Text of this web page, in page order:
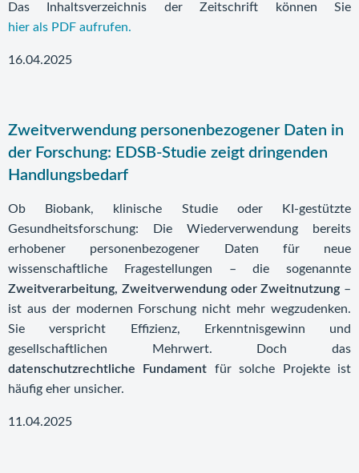
Das Inhaltsverzeichnis der Zeitschrift können Sie
hier als PDF aufrufen.
16.04.2025
Zweitverwendung personenbezogener Daten in
der Forschung: EDSB-Studie zeigt dringenden
Handlungsbedarf
Ob Biobank, klinische Studie oder KI-gestützte
Gesundheitsforschung: Die Wiederverwendung bereits
erhobener personenbezogener Daten für neue
wissenschaftliche Fragestellungen – die sogenannte
Zweitverarbeitung, Zweitverwendung oder Zweitnutzung –
ist aus der modernen Forschung nicht mehr wegzudenken.
Sie verspricht Effizienz, Erkenntnisgewinn und
gesellschaftlichen Mehrwert. Doch das
datenschutzrechtliche Fundament für solche Projekte ist
häufig eher unsicher.
11.04.2025